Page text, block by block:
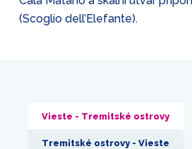
(Scoglio dell’Elefante).
Vieste - Tremitské ostrovy
Tremitské ostrovy - Vieste